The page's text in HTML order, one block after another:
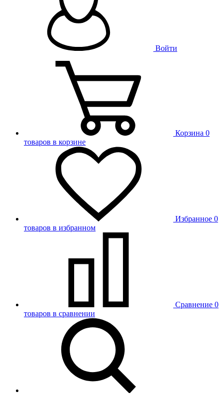
Войти
Корзина 0
товаров в корзине
Избранное 0
товаров в избранном
Сравнение 0
товаров в сравнении